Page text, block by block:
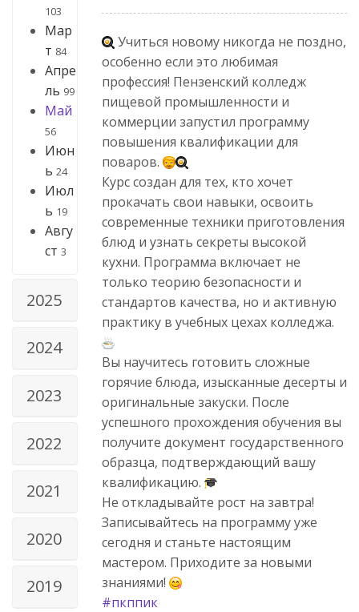
103
Мар
т 84
Апре
ль 99
Май
56
Июн
ь 24
Июл
ь 19
Авгу
ст 3
2025
2024
2023
2022
2021
2020
2019
Учиться новому никогда не поздно,
особенно если это любимая
профессия! Пензенский колледж
пищевой промышленности и
коммерции запустил программу
повышения квалификации для
поваров.
Курс создан для тех, кто хочет
прокачать свои навыки, освоить
современные техники приготовления
блюд и узнать секреты высокой
кухни. Программа включает не
только теорию безопасности и
стандартов качества, но и активную
практику в учебных цехах колледжа.
Вы научитесь готовить сложные
горячие блюда, изысканные десерты и
оригинальные закуски. После
успешного прохождения обучения вы
получите документ государственного
образца, подтверждающий вашу
квалификацию.
Не откладывайте рост на завтра!
Записывайтесь на программу уже
сегодня и станьте настоящим
мастером. Приходите за новыми
знаниями!
#пкппик